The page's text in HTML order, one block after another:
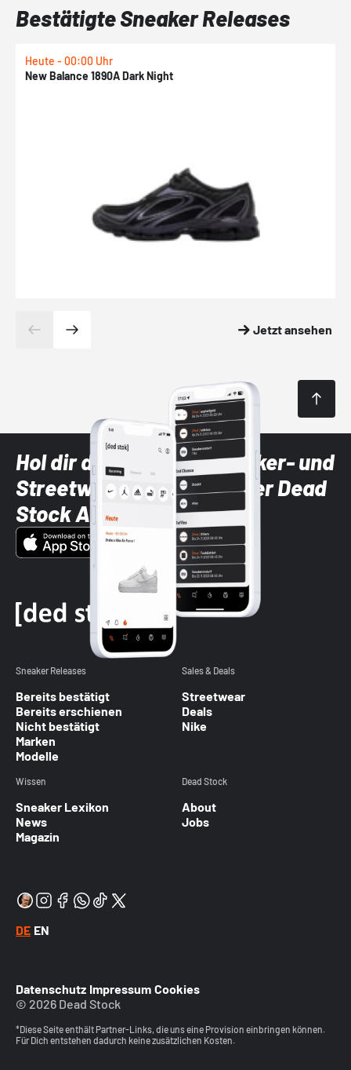
Bestätigte Sneaker Releases
Heute - 00:00 Uhr
New Balance 1890A Dark Night
Jetzt ansehen
Hol dir die neuesten Sneaker- und
Streetwear-Brands mit der Dead
Stock App
Sneaker Releases
Bereits bestätigt
Bereits erschienen
Nicht bestätigt
Marken
Modelle
Sales & Deals
Streetwear
Deals
Nike
Wissen
Sneaker Lexikon
News
Magazin
Dead Stock
About
Jobs
DE EN
Datenschutz Impressum Cookies
© 2026 Dead Stock
*Diese Seite enthält Partner-Links, die uns eine Provision einbringen können.
Für Dich entstehen dadurch keine zusätzlichen Kosten.